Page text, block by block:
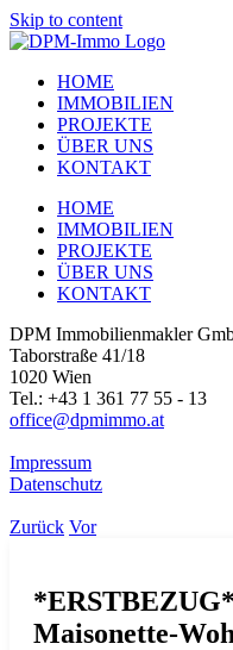
Skip to content
HOME
IMMOBILIEN
PROJEKTE
ÜBER UNS
KONTAKT
HOME
IMMOBILIEN
PROJEKTE
ÜBER UNS
KONTAKT
DPM Immobilienmakler
Taborstraße 41/18
1020 Wien
Tel.: +43 1 361 77 55 - 13
office@dpmimmo.at
Impressum
Datenschutz
Zurück Vor
Maisonette-